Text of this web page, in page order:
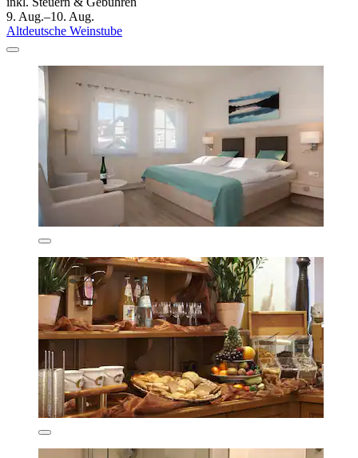
9. Aug.–10. Aug.
Altdeutsche Weinstube